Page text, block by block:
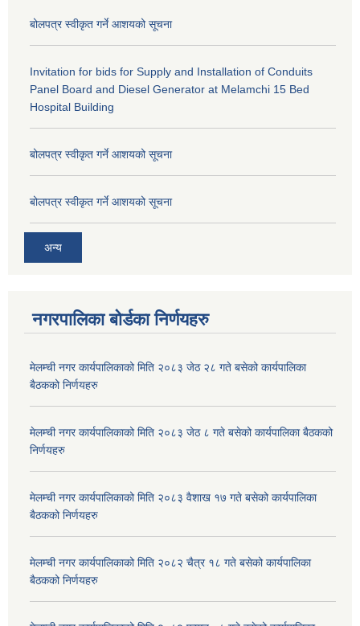
बोलपत्र स्वीकृत गर्ने आशयको सूचना
Invitation for bids for Supply and Installation of Conduits
Panel Board and Diesel Generator at Melamchi 15 Bed
Hospital Building
बोलपत्र स्वीकृत गर्ने आशयको सूचना
बोलपत्र स्वीकृत गर्ने आशयको सूचना
अन्य
नगरपालिका बोर्डका निर्णयहरु
मेलम्ची नगर कार्यपालिकाको मिति २०८३ जेठ २८ गते बसेको कार्यपालिका
बैठकको निर्णयहरु
मेलम्ची नगर कार्यपालिकाको मिति २०८३ जेठ ८ गते बसेको कार्यपालिका बैठकको
निर्णयहरु
मेलम्ची नगर कार्यपालिकाको मिति २०८३ वैशाख १७ गते बसेको कार्यपालिका
बैठकको निर्णयहरु
मेलम्ची नगर कार्यपालिकाको मिति २०८२ चैत्र १८ गते बसेको कार्यपालिका
बैठकको निर्णयहरु